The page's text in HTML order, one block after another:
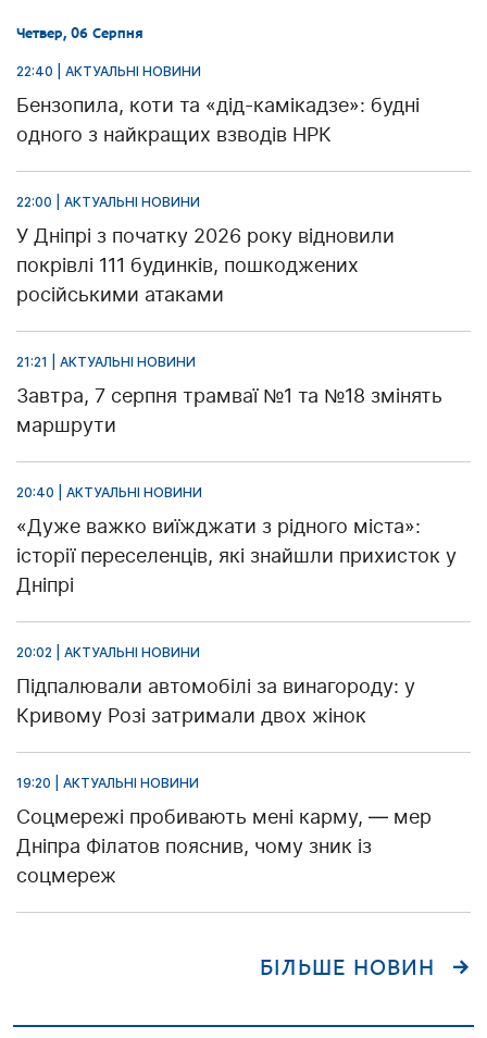
Четвер, 06 Серпня
22:40 | АКТУАЛЬНІ НОВИНИ
Бензопила, коти та «дід-камікадзе»: будні
одного з найкращих взводів НРК
22:00 | АКТУАЛЬНІ НОВИНИ
У Дніпрі з початку 2026 року відновили
покрівлі 111 будинків, пошкоджених
російськими атаками
21:21 | АКТУАЛЬНІ НОВИНИ
Завтра, 7 серпня трамваї №1 та №18 змінять
маршрути
20:40 | АКТУАЛЬНІ НОВИНИ
«Дуже важко виїжджати з рідного міста»:
історії переселенців, які знайшли прихисток у
Дніпрі
20:02 | АКТУАЛЬНІ НОВИНИ
Підпалювали автомобілі за винагороду: у
Кривому Розі затримали двох жінок
19:20 | АКТУАЛЬНІ НОВИНИ
Соцмережі пробивають мені карму, — мер
Дніпра Філатов пояснив, чому зник із
соцмереж
БІЛЬШЕ НОВИН